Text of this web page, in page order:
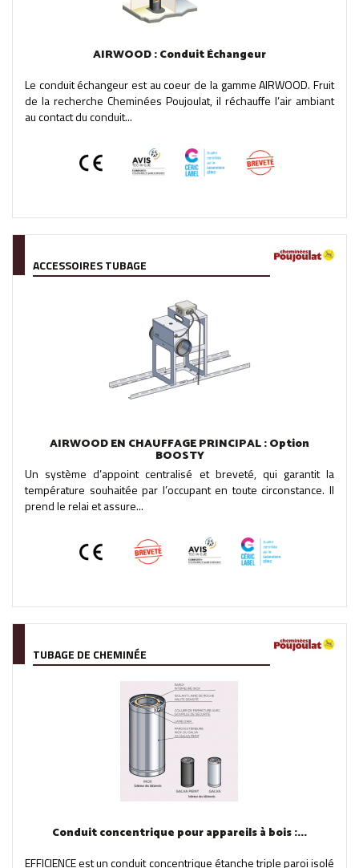
AIRWOOD : Conduit Échangeur
Le conduit échangeur est au coeur de la gamme AIRWOOD. Fruit
de la recherche Cheminées Poujoulat, il réchauffe l’air ambiant
au contact du conduit...
ACCESSOIRES TUBAGE
AIRWOOD EN CHAUFFAGE PRINCIPAL : Option
BOOSTY
Un système d’appoint centralisé et breveté, qui garantit la
température souhaitée par l’occupant en toute circonstance. Il
prend le relai et assure...
TUBAGE DE CHEMINÉE
Conduit concentrique pour appareils à bois :...
EFFICIENCE est un conduit concentrique étanche triple paroi isolé